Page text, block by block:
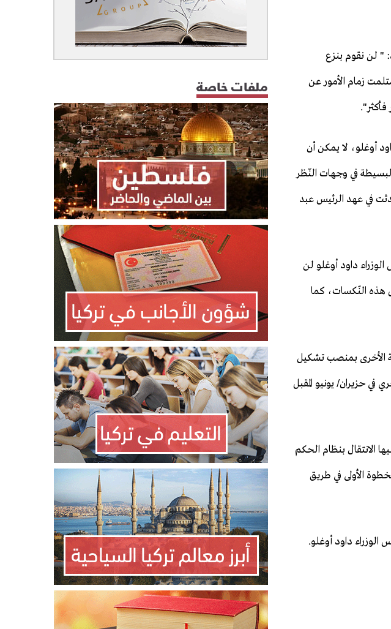
" لن نقوم بنزع
زمام الأمور عن
أوغلو، لا يمكن أن
في وجهات النّظر
في عهد الرئيس عبد
داود أوغلو لن
هذه النّكسات، كما
الأخرى بمنصب تشكيل
في حزيران/ يونيو المقبل
الانتقال بنظام الحكم
الأولى في طريق
الوزراء داود أوغلو.
ملفات خاصة